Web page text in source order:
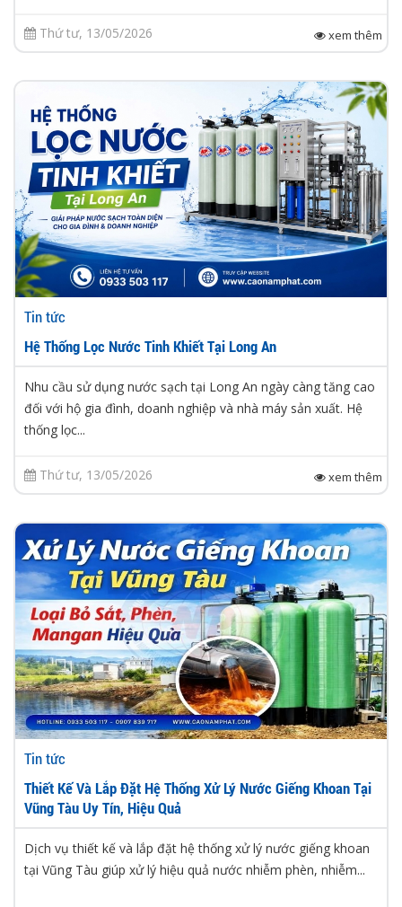
Thứ tư, 13/05/2026 xem thêm
Tin tức
Hệ Thống Lọc Nước Tinh Khiết Tại Long An
Nhu cầu sử dụng nước sạch tại Long An ngày càng tăng cao
đối với hộ gia đình, doanh nghiệp và nhà máy sản xuất. Hệ
thống lọc...
Thứ tư, 13/05/2026 xem thêm
Tin tức
Thiết Kế Và Lắp Đặt Hệ Thống Xử Lý Nước Giếng Khoan Tại
Vũng Tàu Uy Tín, Hiệu Quả
Dịch vụ thiết kế và lắp đặt hệ thống xử lý nước giếng khoan
tại Vũng Tàu giúp xử lý hiệu quả nước nhiễm phèn, nhiễm...